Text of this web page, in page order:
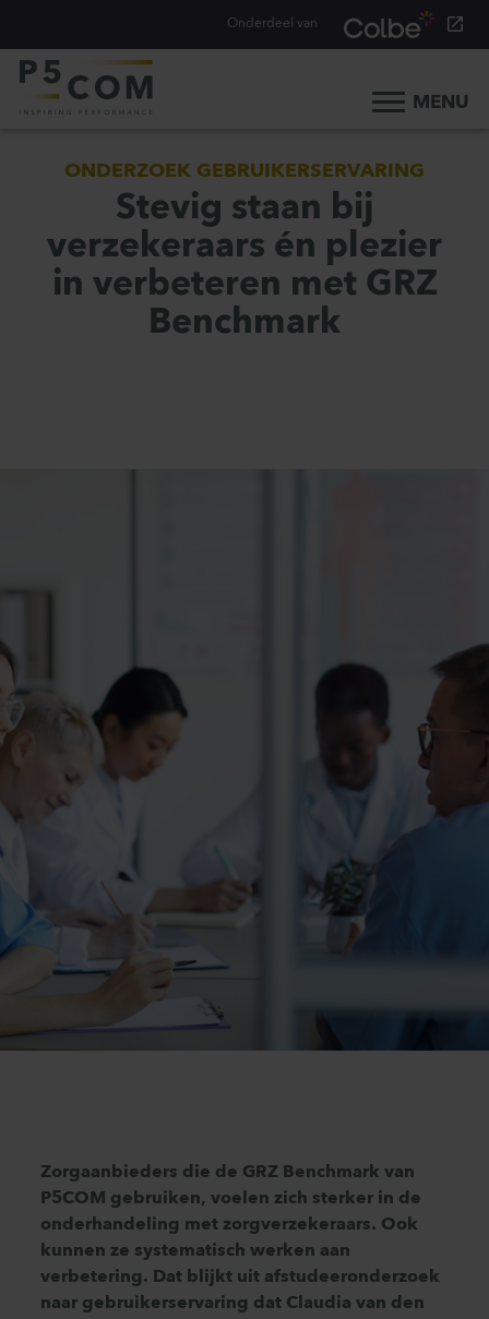
Onderdeel van
MENU
Ons werk
Traineeship Consultancy
ONDERZOEK GEBRUIKERSERVARING
Stevig staan bij
verzekeraars én plezier
in verbeteren met GRZ
Benchmark
Zorgaanbieders die de GRZ Benchmark van
P5COM gebruiken, voelen zich sterker in de
onderhandeling met zorgverzekeraars. Ook
kunnen ze systematisch werken aan
verbetering. Dat blijkt uit afstudeeronderzoek
naar gebruikerservaring dat Claudia van den